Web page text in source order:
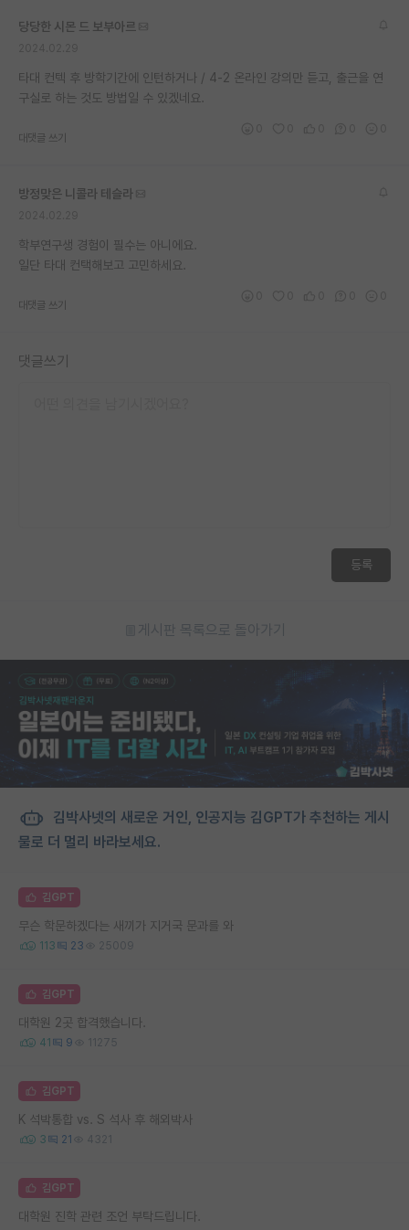
당당한 시몬 드 보부아르
타대 컨텍 후 방학기간에 인턴하거나 / 4-2 온라인 강의만 듣고, 출근을 연
구실로 하는 것도 방법일 수 있겠네요.
대댓글 쓰기
방정맞은 니콜라 테슬라
학부연구생 경험이 필수는 아니에요.
일단 타대 컨택해보고 고민하세요.
대댓글 쓰기
댓글쓰기
등록
게시판 목록으로 돌아가기
김박사넷의 새로운 거인, 인공지능 김GPT가 추천하는 게시
물로 더 멀리 바라보세요.
김GPT
무슨 학문하겠다는 새끼가 지거국 문과를 와
113 23 25009
김GPT
대학원 2곳 합격했습니다.
41 9 11275
김GPT
K 석박통합 vs. S 석사 후 해외박사
3 21 4321
김GPT
대학원 진학 관련 조언 부탁드립니다.